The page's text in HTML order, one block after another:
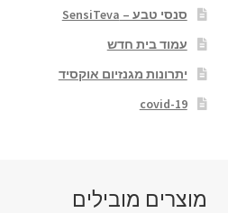
סנסי טבע – SensiTeva
עמוד בית חדש
יתרונות מגנזיום אוקסיד
covid-19
מוצרים מובילים